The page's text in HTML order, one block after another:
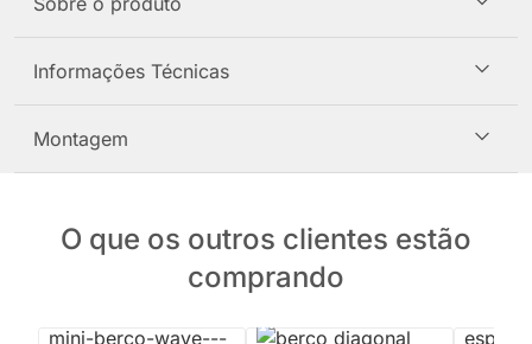
Informações Técnicas
Montagem
O que os outros clientes estão
comprando